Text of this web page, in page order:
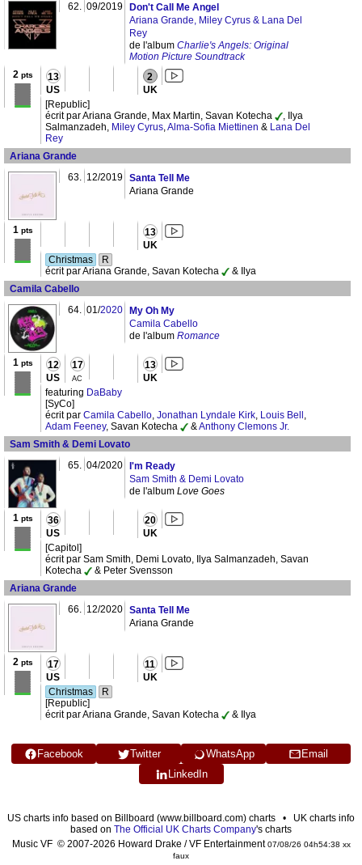
62. 09/2019
Don't Call Me Angel
Ariana Grande, Miley Cyrus & Lana Del
Rey
de l'album Charlie's Angels: Original
Motion Picture Soundtrack
2 pts 13
US
2
UK
[Republic]
écrit par Ariana Grande, Max Martin, Savan Kotecha
, Ilya
Salmanzadeh, Miley Cyrus,Alma-Sofia Miettinen & Lana Del
Rey
Ariana Grande
63. 12/2019 Santa Tell Me
Ariana Grande
1 pts 13
UK
Christmas
R
écrit par Ariana Grande, Savan Kotecha
& Ilya
Camila Cabello
64. 01/2020
My Oh My
Camila Cabello
de l'album Romance
1 pts 12
US
17
AC
13
UK
featuring DaBaby
[SyCo]
écrit par Camila Cabello, Jonathan Lyndale Kirk, Louis Bell ,
Adam Feeney, Savan Kotecha &Anthony Clemons Jr.
Sam Smith & Demi Lovato
65. 04/2020
I'm Ready
Sam Smith & Demi Lovato
de l'album Love Goes
1 pts 36
US
20
UK
[Capitol]
écrit par Sam Smith, Demi Lovato, Ilya Salmanzadeh, Savan
Kotecha
& Peter Svensson
Ariana Grande
66. 12/2020 Santa Tell Me
Ariana Grande
2 pts 17
US
11
UK
Christmas
R
[Republic]
écrit par Ariana Grande, Savan Kotecha
& Ilya
Facebook Twitter WhatsApp
Email
LinkedIn
US charts info based on Billboard (www.billboard.com) charts • UK charts info
based on The Official UK Charts Company's charts
Music VF © 2007-2026 Howard Drake / VF Entertainment07/08/26 04h54:38 xx
faux